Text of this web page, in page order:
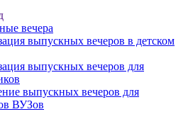
вечера
выпускных вечеров в детском
выпускных вечеров для
выпускных вечеров для
ВУЗов